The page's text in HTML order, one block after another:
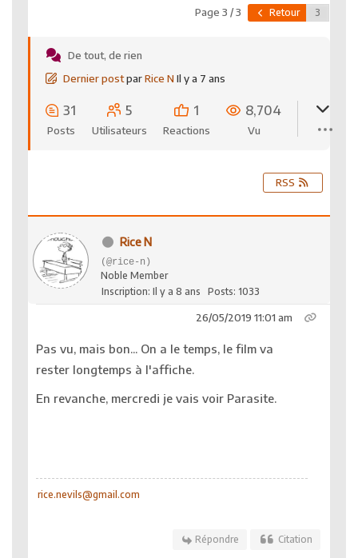
Page 3 / 3 Retour
De tout, de rien
Dernier postparRice N Il y a 7 ans
31
Posts
5
Utilisateurs
1
Reactions
8,704
Vu
RSS
Rice N
(@rice-n)
Noble Member
Inscription: Il y a 8 ans
Posts: 1033
26/05/2019 11:01 am
Pas vu, mais bon... On a le temps, le film va
rester longtemps à l'affiche.
En revanche, mercredi je vais voir Parasite.
rice.nevils@gmail.com
Répondre Citation